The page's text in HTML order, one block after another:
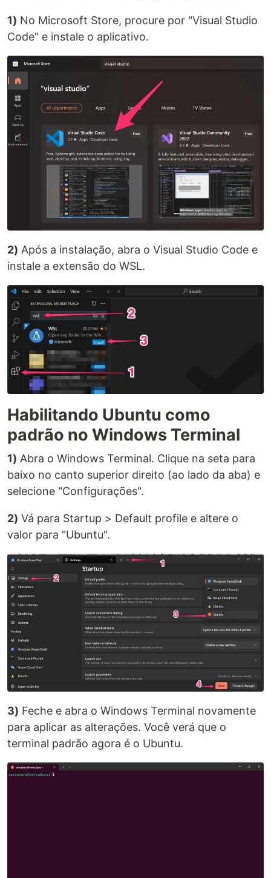
1) No Microsoft Store, procure por "Visual Studio
Code" e instale o aplicativo.
2) Após a instalação, abra o Visual Studio Code e
instale a extensão do WSL.
Habilitando Ubuntu como
padrão no Windows Terminal
1) Abra o Windows Terminal. Clique na seta para
baixo no canto superior direito (ao lado da aba) e
selecione "Configurações".
2) Vá para Startup > Default profile e altere o
valor para "Ubuntu".
3) Feche e abra o Windows Terminal novamente
para aplicar as alterações. Você verá que o
terminal padrão agora é o Ubuntu.